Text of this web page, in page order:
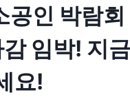
인 박람회
임박! 지
요!